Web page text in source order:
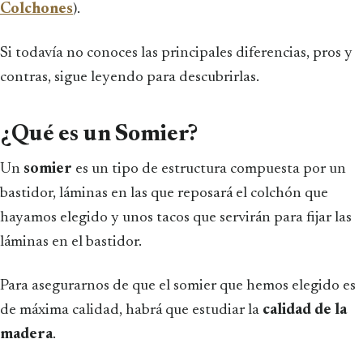
Colchones).
Si todavía no conoces las principales diferencias, pros y
contras, sigue leyendo para descubrirlas.
¿Qué es un Somier?
Un somier es un tipo de estructura compuesta por un
bastidor, láminas en las que reposará el colchón que
hayamos elegido y unos tacos que servirán para fijar las
láminas en el bastidor.
Para asegurarnos de que el somier que hemos elegido es
de máxima calidad, habrá que estudiar la calidad de la
madera.